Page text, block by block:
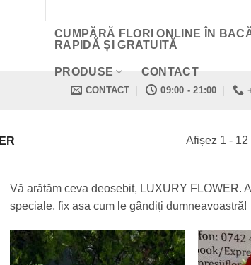
CUMPĂRĂ FLORI ONLINE ÎN
RAPIDĂ ȘI GRATUITĂ
PRODUSE CONTACT
CONTACT 09:00 - 21:00
Afișez 1 -
Vă arătăm ceva deosebit, LUXURY FLOWER.
speciale, fix asa cum le gândiți dumneavoastră!